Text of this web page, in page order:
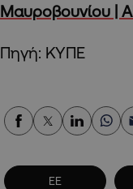
Μαυροβουνίου |
Πηγή: ΚΥΠΕ
ΕΕ